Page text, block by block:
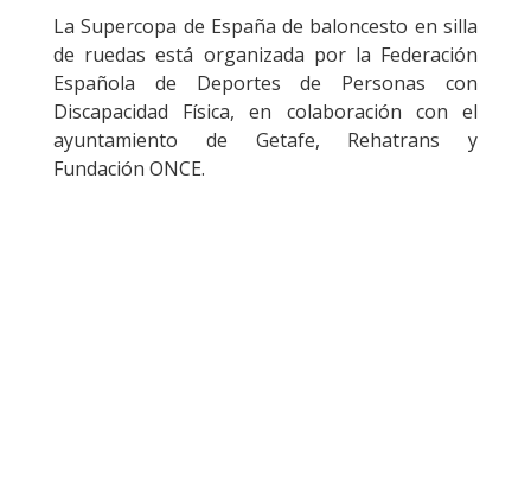
La Supercopa de España de baloncesto en silla
de ruedas está organizada por la Federación
Española de Deportes de Personas con
Discapacidad Física, en colaboración con el
ayuntamiento de Getafe, Rehatrans y
Fundación ONCE.